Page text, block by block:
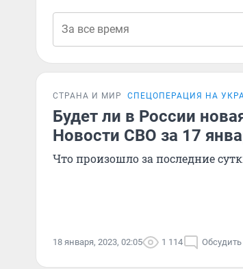
СТРАНА И МИР СПЕЦОПЕРАЦИЯ НА
Будет ли в России
Новости СВО за 17
Что произошло за последние
18 января, 2023, 02:05 1 114 Обсудить